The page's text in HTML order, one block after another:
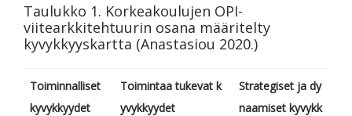
Taulukko 1. Korkeakoulujen OPI-
viitearkkitehtuurin osana määritelty
kyvykkyyskartta (Anastasiou 2020.)
Toiminnalliset
kyvykkyydet
Toimintaa tukevat k
yvykkyydet
Strategiset ja dy
naamiset kyvykk